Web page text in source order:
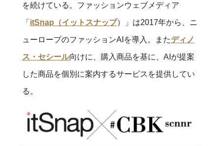
を続けている。ファッションウェブメディア
「 itSnap（イットスナップ）」は2017年から、ニ
ューロープのファッションAIを導入。またディノ
ス・セシール向けに、購入商品を基に、AIが提案
した商品を個別に案内するサービスを提供してい
る。